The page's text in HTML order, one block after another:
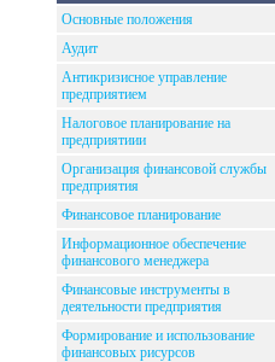
Основные положения
Аудит
Антикризисное управление
предприятием
Налоговое планирование на
предприятиии
Организация финансовой службы
предприятия
Финансовое планирование
Информационное обеспечение
финансового менеджера
Финансовые инструменты в
деятельности предприятия
Формирование и использование
финансовых рисурсов